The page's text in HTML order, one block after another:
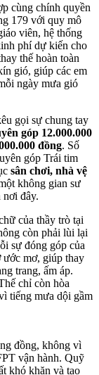
cùng chính quyền
179 với quy mô
viên, hệ thống
phí dự kiến cho
thế hoàn toàn
gió, giúp các em
ngày mưa gió
gọi sự chung tay
góp 12.000.000
đồng. Số
góp Trái tim
sân chơi, nhà vệ
không gian sư
nơi đây.
của thầy trò tại
còn phải lùi lại
sự đóng góp của
ước mơ, giúp thay
trang, ấm áp.
chỉ còn hòa
tiếng mưa dội gầm
đồng, không vì
vận hành. Quỹ
khó khăn và tạo